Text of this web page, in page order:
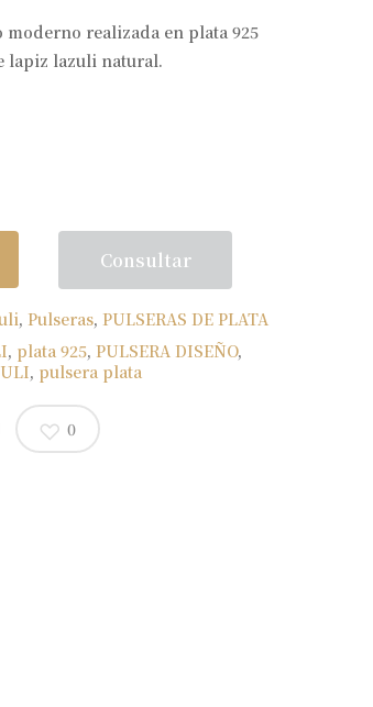
moderno realizada en plata 925
lapiz lazuli natural.
Consultar
,Pulseras,PULSERAS DE PLATA
, plata 925,PULSERA DISEÑO,
, pulsera plata
0